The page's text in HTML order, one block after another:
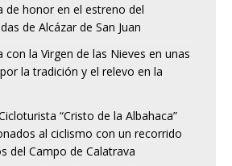
de honor en el estreno del
de Alcázar de San Juan
con la Virgen de las Nieves en unas
la tradición y el relevo en la
“Cristo de la Albahaca”
al ciclismo con un recorrido
del Campo de Calatrava